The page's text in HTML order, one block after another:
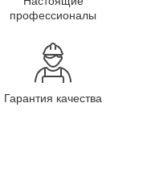
профессионалы
Гарантия качества